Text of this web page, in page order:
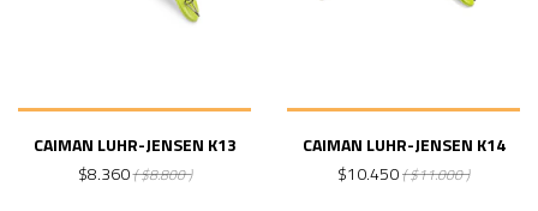
CAIMAN LUHR-JENSEN K13
$8.360( $8.800 )
CAIMAN LUHR-JENSEN K14
$10.450( $11.000 )